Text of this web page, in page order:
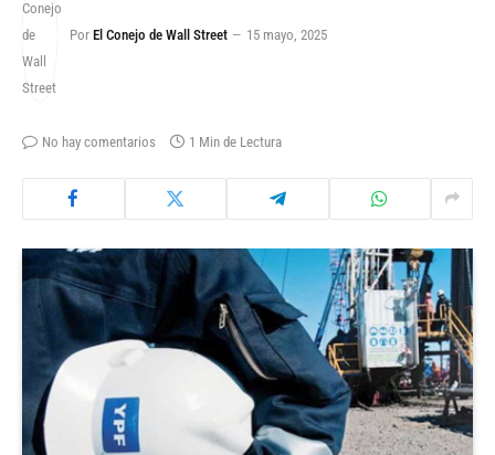
Por El Conejo de Wall Street 15 mayo, 2025
No hay comentarios 1 Min de Lectura